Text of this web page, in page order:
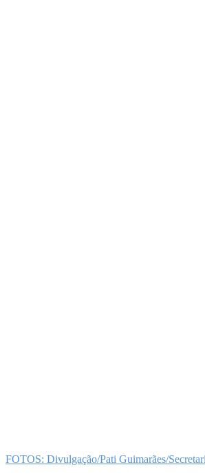
FOTOS: Divulgação/Pati Guimarães/